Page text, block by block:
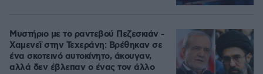
Μυστήριο με το ραντεβού Πεζεσκιάν -
Χαμενεΐ στην Τεχεράνη: Βρέθηκαν σε
ένα σκοτεινό αυτοκίνητο, άκουγαν,
αλλά δεν έβλεπαν ο ένας τον άλλο